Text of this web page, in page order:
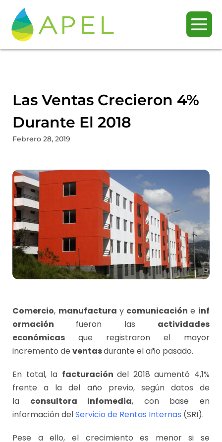
Las Ventas Crecieron 4%
Durante El 2018
Febrero 28, 2019
Comercio, manufactura y comunicacióne inf
ormación fueron las actividades
económicas que registraron el mayor
incremento de ventasdurante el año pasado.
En total, la facturacióndel 2018 aumentó 4,1%
frente a la del año previo, según datos de
la consultora Infomedia, con base en
información delServicio de Rentas Internas (SRI).
Pese a ello, el crecimiento es menor si se